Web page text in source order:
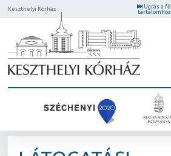
Keszthelyi Kórház
Ugrás a fő
tartalomhoz